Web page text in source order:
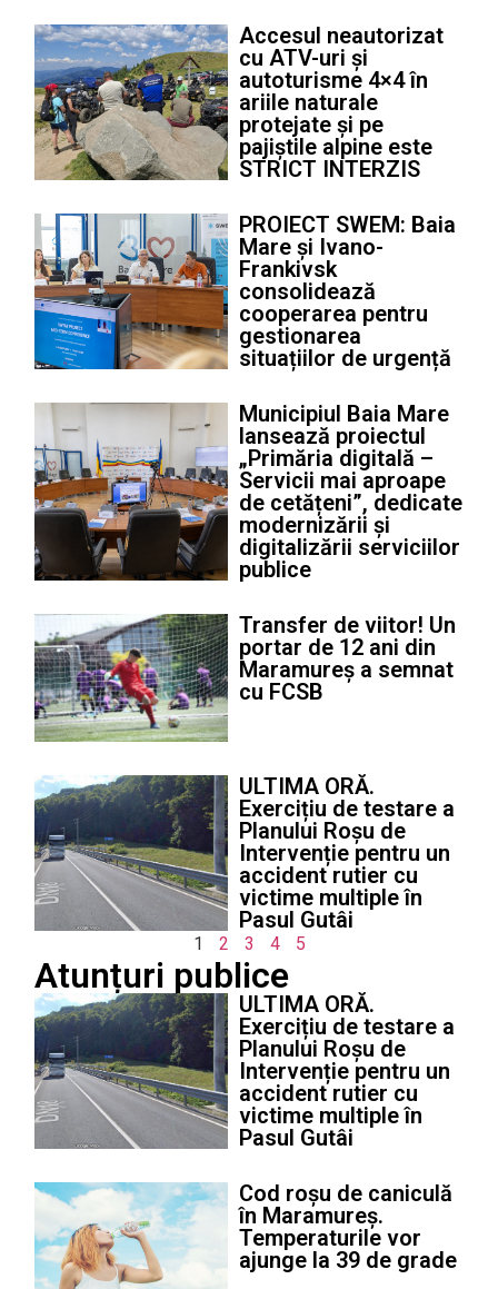
Accesul neautorizat
cu ATV-uri și
autoturisme 4×4 în
ariile naturale
protejate și pe
pajiștile alpine este
STRICT INTERZIS
PROIECT SWEM: Baia
Mare și Ivano-
Frankivsk
consolidează
cooperarea pentru
gestionarea
situațiilor de urgență
Municipiul Baia Mare
lansează proiectul
„Primăria digitală –
Servicii mai aproape
de cetățeni”, dedicate
modernizării și
digitalizării serviciilor
publice
Transfer de viitor! Un
portar de 12 ani din
Maramureș a semnat
cu FCSB
ULTIMA ORĂ.
Exercițiu de testare a
Planului Roșu de
Intervenție pentru un
accident rutier cu
victime multiple în
Pasul Gutâi
1 2 3 4 5
Atunțuri publice
ULTIMA ORĂ.
Exercițiu de testare a
Planului Roșu de
Intervenție pentru un
accident rutier cu
victime multiple în
Pasul Gutâi
Cod roșu de caniculă
în Maramureș.
Temperaturile vor
ajunge la 39 de grade